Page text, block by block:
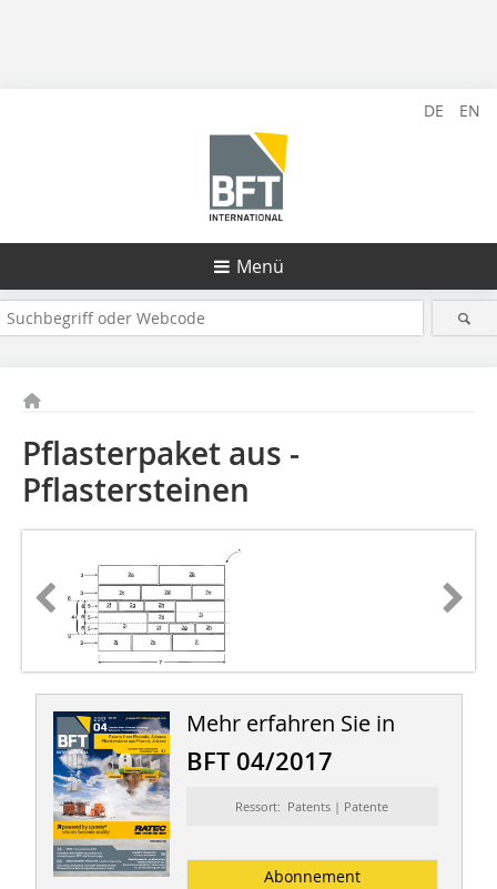
DE EN
Menü
Pflasterpaket aus ­
Pflastersteinen
Mehr erfahren Sie in
BFT 04/2017
Ressort: Patents | Patente
Abonnement